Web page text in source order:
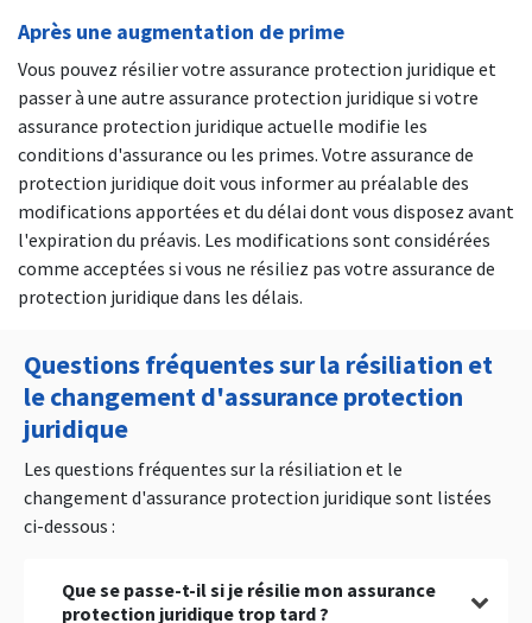
Après une augmentation de prime
Vous pouvez résilier votre assurance protection juridique et
passer à une autre assurance protection juridique si votre
assurance protection juridique actuelle modifie les
conditions d'assurance ou les primes. Votre assurance de
protection juridique doit vous informer au préalable des
modifications apportées et du délai dont vous disposez avant
l'expiration du préavis. Les modifications sont considérées
comme acceptées si vous ne résiliez pas votre assurance de
protection juridique dans les délais.
Questions fréquentes sur la résiliation et
le changement d'assurance protection
juridique
Les questions fréquentes sur la résiliation et le
changement d'assurance protection juridique sont listées
ci-dessous :
Que se passe-t-il si je résilie mon assurance
protection juridique trop tard ?